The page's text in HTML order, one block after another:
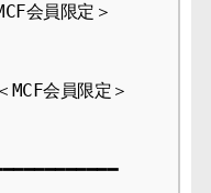
会員限定＞
MCF会員限定＞